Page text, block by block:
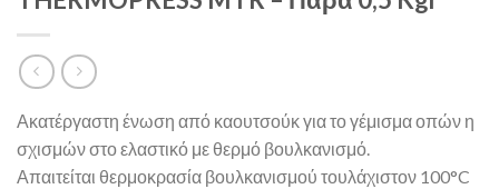
Ακατέργαστη ένωση από καουτσούκ για το γέμισμα οπών η
σχισμών στο ελαστικό με θερμό βουλκανισμό.
Απαιτείται θερμοκρασία βουλκανισμού τουλάχιστον 100°C